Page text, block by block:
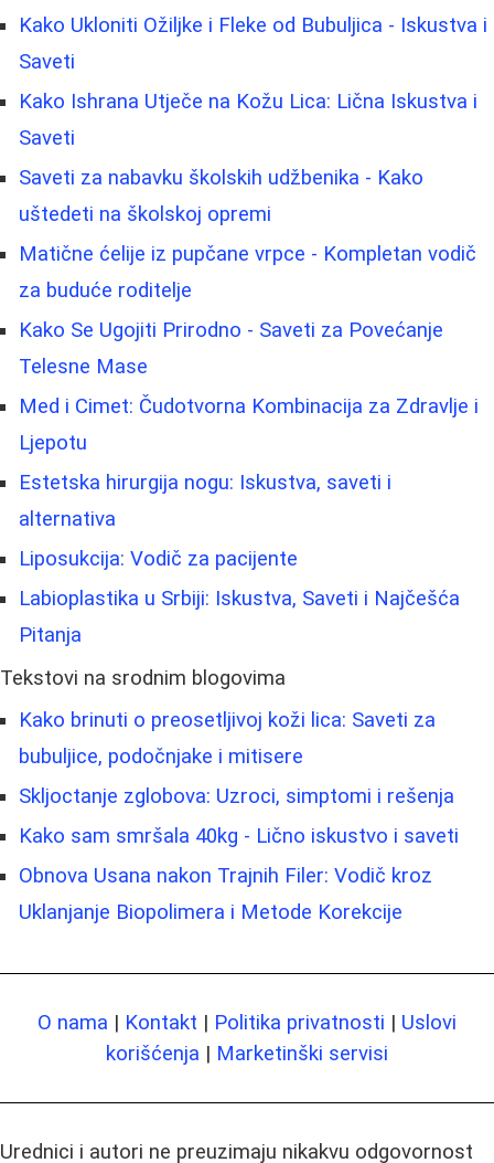
Kako Ukloniti Ožiljke i Fleke od Bubuljica - Iskustva i
Saveti
Kako Ishrana Utječe na Kožu Lica: Lična Iskustva i
Saveti
Saveti za nabavku školskih udžbenika - Kako
uštedeti na školskoj opremi
Matične ćelije iz pupčane vrpce - Kompletan vodič
za buduće roditelje
Kako Se Ugojiti Prirodno - Saveti za Povećanje
Telesne Mase
Med i Cimet: Čudotvorna Kombinacija za Zdravlje i
Ljepotu
Estetska hirurgija nogu: Iskustva, saveti i
alternativa
Liposukcija: Vodič za pacijente
Labioplastika u Srbiji: Iskustva, Saveti i Najčešća
Pitanja
Tekstovi na srodnim blogovima
Kako brinuti o preosetljivoj koži lica: Saveti za
bubuljice, podočnjake i mitisere
Skljoctanje zglobova: Uzroci, simptomi i rešenja
Kako sam smršala 40kg - Lično iskustvo i saveti
Obnova Usana nakon Trajnih Filer: Vodič kroz
Uklanjanje Biopolimera i Metode Korekcije
O nama | Kontakt | Politika privatnosti | Uslovi
korišćenja | Marketinški servisi
Urednici i autori ne preuzimaju nikakvu odgovornost